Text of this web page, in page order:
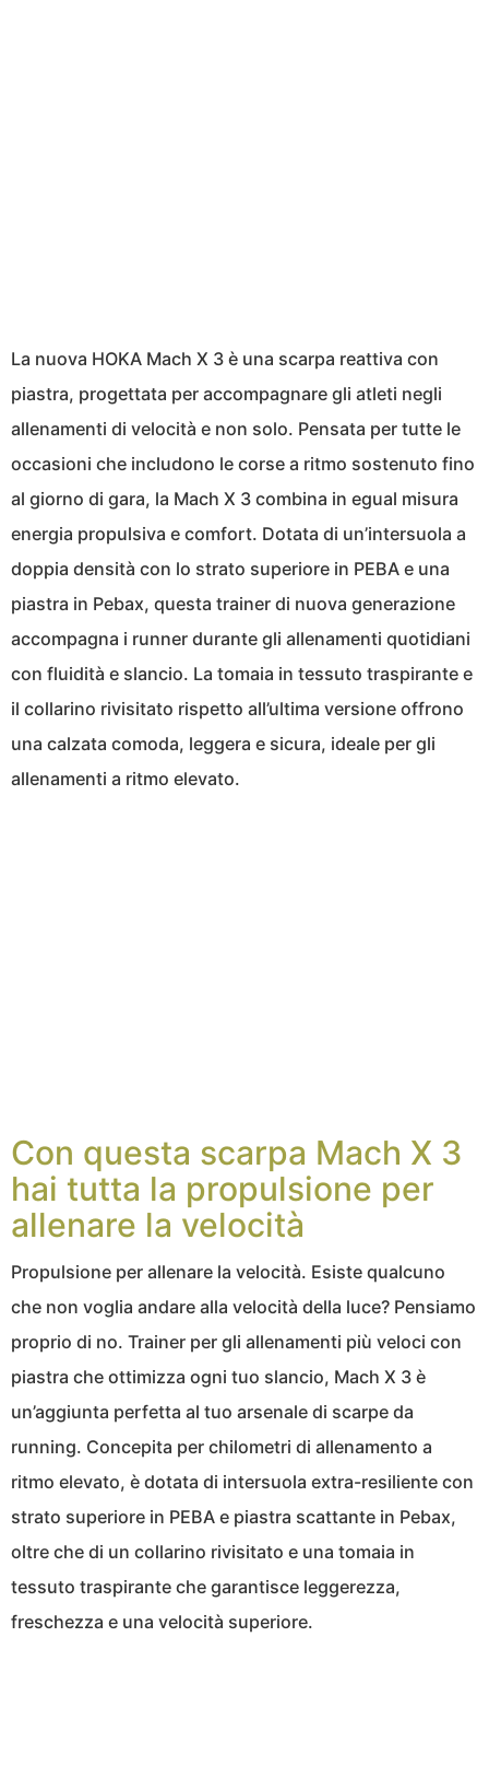
La nuova HOKA Mach X 3 è una scarpa reattiva con
piastra, progettata per accompagnare gli atleti negli
allenamenti di velocità e non solo. Pensata per tutte le
occasioni che includono le corse a ritmo sostenuto fino
al giorno di gara, la Mach X 3 combina in egual misura
energia propulsiva e comfort. Dotata di un’intersuola a
doppia densità con lo strato superiore in PEBA e una
piastra in Pebax, questa trainer di nuova generazione
accompagna i runner durante gli allenamenti quotidiani
con fluidità e slancio. La tomaia in tessuto traspirante e
il collarino rivisitato rispetto all’ultima versione offrono
una calzata comoda, leggera e sicura, ideale per gli
allenamenti a ritmo elevato.
Con questa scarpa Mach X 3
hai tutta la propulsione per
allenare la velocità
Propulsione per allenare la velocità. Esiste qualcuno
che non voglia andare alla velocità della luce? Pensiamo
proprio di no. Trainer per gli allenamenti più veloci con
piastra che ottimizza ogni tuo slancio, Mach X 3 è
un’aggiunta perfetta al tuo arsenale di scarpe da
running. Concepita per chilometri di allenamento a
ritmo elevato, è dotata di intersuola extra-resiliente con
strato superiore in PEBA e piastra scattante in Pebax,
oltre che di un collarino rivisitato e una tomaia in
tessuto traspirante che garantisce leggerezza,
freschezza e una velocità superiore.